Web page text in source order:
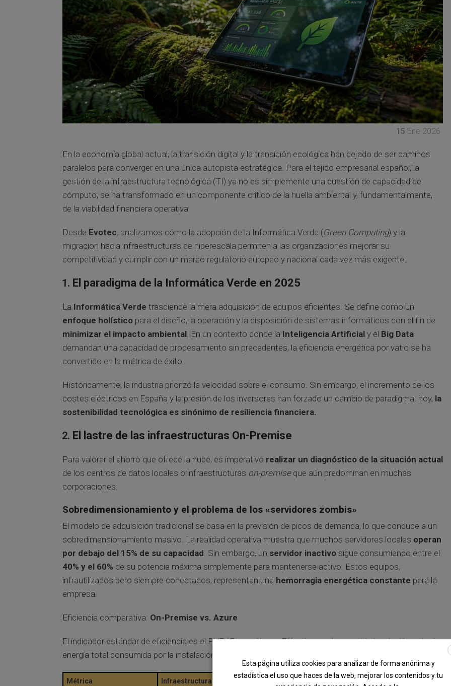
15 Ene 2026
En la economía global actual, la transición digital y la transición ecológica han dejado de ser caminos
paralelos para converger en una única autopista estratégica. Para el tejido empresarial español, la
gestión de la infraestructura tecnológica (TI) ya no es simplemente una cuestión de capacidad de
cómputo; se ha transformado en un componente crítico de la huella ambiental y, fundamentalmente,
de la viabilidad financiera operativa.
Desde Evotec, analizamos cómo la adopción de la Informática Verde (Green Computing) y la
migración hacia infraestructuras de hiperescala permiten a las organizaciones mejorar su
competitividad y cumplir con un marco regulatorio europeo y nacional cada vez más exigente.
El paradigma de la Informática Verde en 2025
La Informática Verde trasciende la mera adquisición de equipos eficientes. Se define como un
enfoque holístico para el diseño, la operación y la disposición de sistemas informáticos con el fin de
minimizar el impacto ambiental. En un contexto donde la Inteligencia Artificial y el Big Data
demandan una capacidad de procesamiento sin precedentes, la eficiencia energética por vatio se ha
convertido en la métrica de éxito.
Históricamente, la industria priorizó la velocidad sobre el consumo. Sin embargo, el incremento de los
costes eléctricos en España y la presión de los inversores han forzado un cambio de paradigma: hoy, la
sostenibilidad tecnológica es sinónimo de resiliencia financiera.
El lastre de las infraestructuras On-Premise
Para valorar el ahorro que ofrece la nube, es imperativo realizar un diagnóstico de la situación actual
de los centros de datos locales o infraestructuras on-premiseque aún predominan en muchas
corporaciones.
Sobredimensionamiento y el problema de los «servidores zombis»
El modelo de adquisición tradicional se basa en la previsión de picos de demanda, lo que conduce a un
sobredimensionamiento masivo. La realidad operativa muestra que muchos servidores locales operan
por debajo del 15% de su capacidad. Sin embargo, un servidor inactivo sigue consumiendo entre el
40% y el 60% de su potencia máxima simplemente para mantenerse activo. Estos equipos,
infrautilizados pero siempre conectados, representan una hemorragia energética constante para la
empresa.
Eficiencia comparativa: On-Premise vs. Azure
El indicador estándar de eficiencia es el PUE (Power Usage Effectiveness), que mide la relación entre la
energía total consumida por la instalación y la utilizada realmente por los equipos IT.
Métrica
Infraestructura On-
Microsoft Azure (Spain
Beneficio Directo
Esta página utiliza cookies para analizar de forma anónima y
estadística el uso que haces de la web, mejorar los contenidos y tu